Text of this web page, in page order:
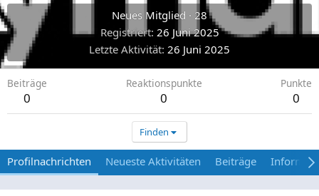
Neues Mitglied · 28
Registriert 26 Juni 2025
Letzte Aktivität 26 Juni 2025
Beiträge
0
Reaktionspunkte
0
Punkte
0
Finden
Profilnachrichten Neueste Aktivitäten Beiträge